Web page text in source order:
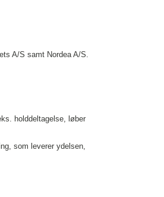
A/S samt Nordea A/S.
holddeltagelse, løber
som leverer ydelsen,